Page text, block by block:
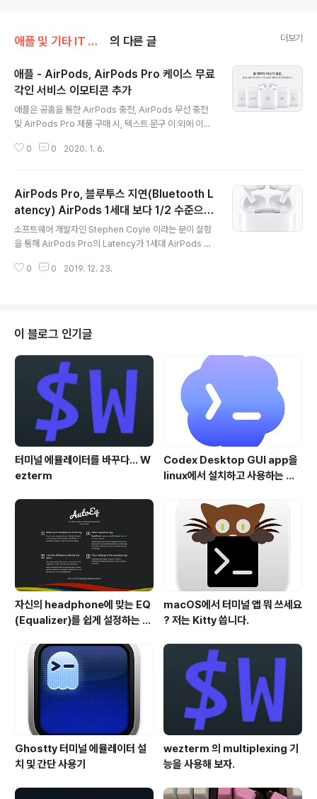
애플 및 기타 IT 소식/애플 관련 소식 의 다른 글 더보기
애플 - AirPods, AirPods Pro 케이스 무료
각인 서비스 이모티콘 추가
애플은 공홈을 통한 AirPods 충전, AirPods 무선 충전
및 AirPods Pro 제품 구매 시, 텍스트 문구 이 외에 이모
다. 무료 각인 서비스를 이용하는 방법은 간단합니다. 애플
됩니다. 케이스에 새겨질 각인은 즉시 확인할 수 있습니다.
각인은 이모티콘과 택스트 둘 중 하나를 선택, 두 가지를 함
께 넣을 수는 없습니다. AirPods가 선풍적인 인기를 구가
하면서 각종 귀여운 케이스 커버를 씌우는 것이 트렌트이
기는 하지만, 커버를 사용하지 않을 분들이라면, 이렇게 각
인을 넣어서 자신만의 Identity를 부여하는 것도 괜찮..
0 0 2020. 1. 6.
AirPods Pro, 블루투스 지연(Bluetooth L
atency) AirPods 1세대 보다 1/2 수준으로
낮아
소프트웨어 개발자인 Stephen Coyle 이라는 분이 실험
을 통해 AirPods Pro의 Latency가 1세대 AirPods 및
확인했다는 소식입니다. 단순히 음악을 청취할 경우에는 la
수 있게 됩니다. 이러한 문제점 때문에 무선 이어폰을 꺼리
는 분들도 계시죠. 따라서, Bluetooth latency도 무선 이
어폰의 성능을 비교하는 하나의 기준이 되는데요. latency
는 사용되는 Audio Codec 및 무선 방식에 큰 영향을 받
습니다. Stephen Coyle는 측..
0 0 2019. 12. 23.
이 블로그 인기글
터미널 에뮬레이터를 바꾸다... W
ezterm
Codex Desktop GUI app을
linux에서 설치하고 사용하는 방
자신의 headphone에 맞는 EQ
(Equalizer)를 쉽게 설정하는 방
macOS에서 터미널 앱 뭐 쓰세요
? 저는 Kitty 씁니다.
Ghostty 터미널 에뮬레이터 설
치 및 간단 사용기
wezterm 의 multiplexing 기
능을 사용해 보자.